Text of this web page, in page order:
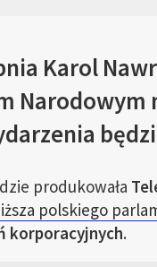
Karol
Narodowym
produkowała
polskiego
korporacyjnych.